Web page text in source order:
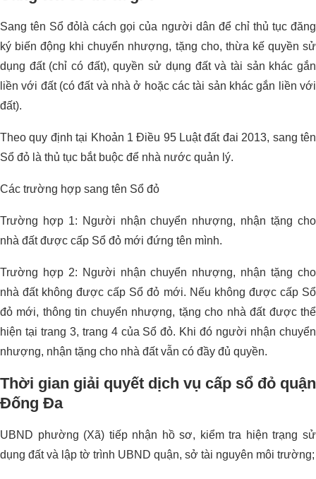
Sang tên Sổ đỏlà cách gọi của người dân để chỉ thủ tục đăng
ký biến động khi chuyển nhượng, tặng cho, thừa kế quyền sử
dụng đất (chỉ có đất), quyền sử dụng đất và tài sản khác gắn
liền với đất (có đất và nhà ở hoặc các tài sản khác gắn liền với
đất).
Theo quy định tại Khoản 1 Điều 95 Luật đất đai 2013, sang tên
Sổ đỏ là thủ tục bắt buộc để nhà nước quản lý.
Các trường hợp sang tên Sổ đỏ
Trường hợp 1: Người nhận chuyển nhượng, nhận tặng cho
nhà đất được cấp Sổ đỏ mới đứng tên mình.
Trường hợp 2: Người nhận chuyển nhượng, nhận tặng cho
nhà đất không được cấp Sổ đỏ mới. Nếu không được cấp Sổ
đỏ mới, thông tin chuyển nhượng, tặng cho nhà đất được thể
hiện tại trang 3, trang 4 của Sổ đỏ. Khi đó người nhận chuyển
nhượng, nhận tặng cho nhà đất vẫn có đầy đủ quyền.
Thời gian giải quyết dịch vụ cấp sổ đỏ quận
Đống Đa
UBND phường (Xã) tiếp nhận hồ sơ, kiểm tra hiện trạng sử
dụng đất và lập tờ trình UBND quận, sở tài nguyên môi trường;